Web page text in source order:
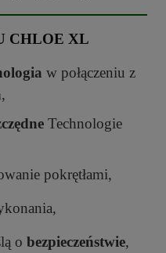
CHLOE XL
w połączeniu z
Technologie
pokrętłami,
o bezpieczeństwie,